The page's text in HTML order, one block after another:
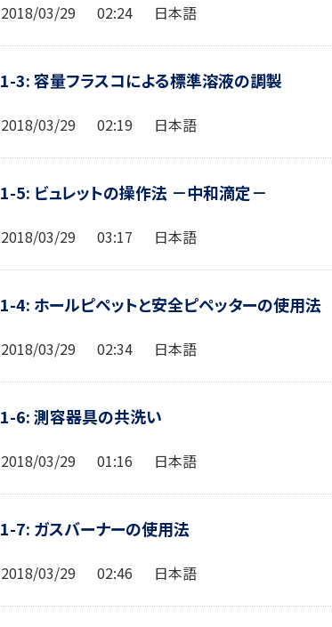
2018/03/29 02:24 日本語
1-3: 容量フラスコによる標準溶液の調製
2018/03/29 02:19 日本語
1-5: ビュレットの操作法 －中和滴定－
2018/03/29 03:17 日本語
1-4: ホールピペットと安全ピペッターの使用法
2018/03/29 02:34 日本語
1-6: 測容器具の共洗い
2018/03/29 01:16 日本語
1-7: ガスバーナーの使用法
2018/03/29 02:46 日本語